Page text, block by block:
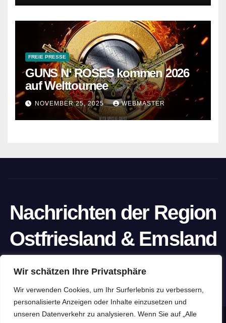
Wir schätzen Ihre Privatsphäre
Wir verwenden Cookies, um Ihr Surferlebnis zu verbessern,
personalisierte Anzeigen oder Inhalte einzusetzen und
unseren Datenverkehr zu analysieren. Wenn Sie auf „Alle
FREIE PRESSE
GUNS N‘ ROSES kommen 2026
auf Welttournee
NOVEMBER 25, 2025 WEBMASTER
Nachrichten der Region
Ostfriesland & Emsland